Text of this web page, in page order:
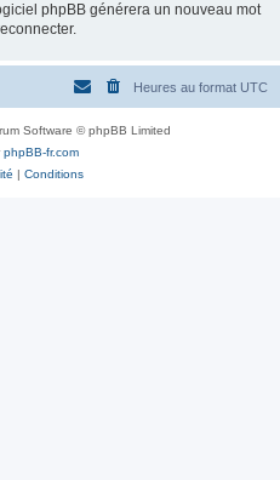
phpBB générera un nouveau mot
Heures au format UTC
Software © phpBB Limited
phpBB-fr.com
| Conditions